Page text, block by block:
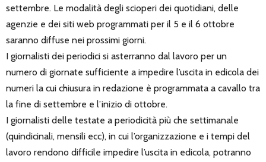
settembre. Le modalità degli scioperi dei quotidiani, delle
agenzie e dei siti web programmati per il 5 e il 6 ottobre
saranno diffuse nei prossimi giorni.
I giornalisti dei periodici si asterranno dal lavoro per un
numero di giornate sufficiente a impedire l’uscita in edicola dei
numeri la cui chiusura in redazione è programmata a cavallo tra
la fine di settembre e l’inizio di ottobre.
I giornalisti delle testate a periodicità più che settimanale
(quindicinali, mensili ecc), in cui l’organizzazione e i tempi del
lavoro rendono difficile impedire l’uscita in edicola, potranno